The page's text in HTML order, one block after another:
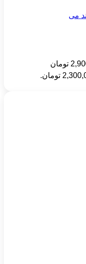
قیمت اصلی: 2,900,000 تومان